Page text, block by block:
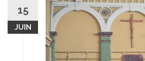
15
JUIN